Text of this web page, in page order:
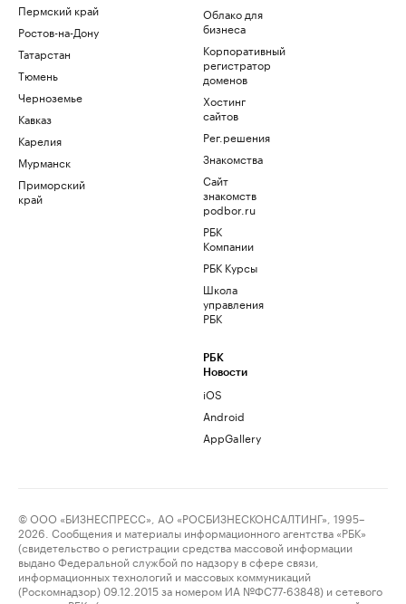
Пермский край
Ростов-на-Дону
Татарстан
Тюмень
Черноземье
Кавказ
Карелия
Мурманск
Приморский
край
Облако для
бизнеса
Корпоративный
регистратор
доменов
Хостинг
сайтов
Рег.решения
Знакомства
Сайт
знакомств
podbor.ru
РБК
Компании
РБК Курсы
Школа
управления
РБК
РБК
Новости
iOS
Android
AppGallery
© ООО «БИЗНЕСПРЕСС», АО «РОСБИЗНЕСКОНСАЛТИНГ», 1995–
2026. Сообщения и материалы информационного агентства «РБК»
(свидетельство о регистрации средства массовой информации
выдано Федеральной службой по надзору в сфере связи,
информационных технологий и массовых коммуникаций
(Роскомнадзор) 09.12.2015 за номером ИА №ФС77-63848) и сетевого